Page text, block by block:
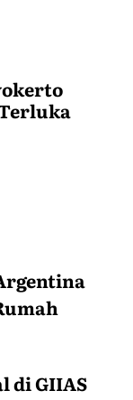
di GIIAS